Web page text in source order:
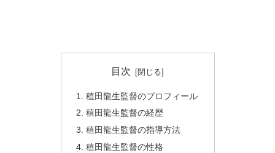
目次
稙田龍生監督のプロフィール
稙田龍生監督の経歴
稙田龍生監督の指導方法
稙田龍生監督の性格